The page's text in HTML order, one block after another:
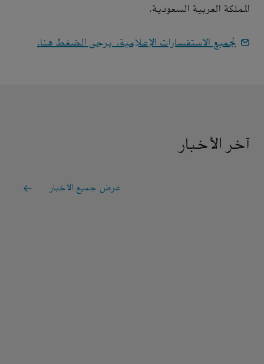
المملكة العربية السعودية.
لجميع الاستفسارات الإعلامية، يرجى الضغط هنا.
آخر الأخبار
عرض جميع الأخبار